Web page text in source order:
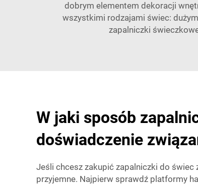
dobrym elementem dekoracji
wszystkimi rodzajami świec:
zapalniczki
W jaki sposób
doświadczenie
Jeśli chcesz zakupić zapalniczki do świec
przyjemne. Najpierw sprawdź platformy